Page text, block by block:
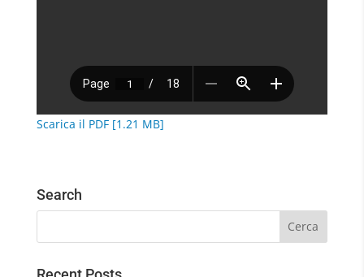
Scarica il PDF [1.21 MB]
Search